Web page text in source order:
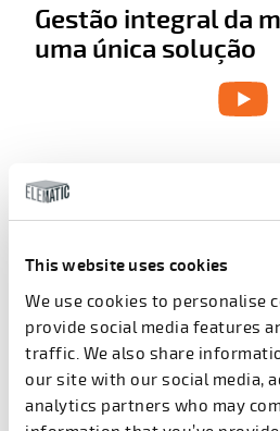
This website uses cookies
We use cookies to personalise
provide social media features
traffic. We also share
our site with our social media,
analytics partners who may
Gestão integral da
uma única solução
Visão geral da manutenção –
da máquina
Tenha uma visão geral
equipamento de produção:
Registro centralizado de
produção
Acesso a detalhes e